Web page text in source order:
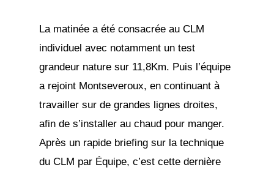
La matinée a été consacrée au CLM
individuel avec notamment un test
grandeur nature sur 11,8Km. Puis l’équipe
a rejoint Montseveroux, en continuant à
travailler sur de grandes lignes droites,
afin de s’installer au chaud pour manger.
Après un rapide briefing sur la technique
du CLM par Équipe, c’est cette dernière